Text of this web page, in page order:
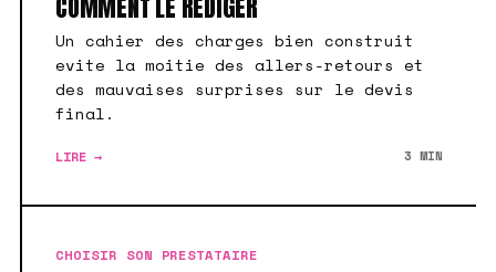
Un cahier des charges bien construit
evite la moitie des allers-retours et
des mauvaises surprises sur le devis
final.
LIRE → 3 MIN
CHOISIR SON PRESTATAIRE